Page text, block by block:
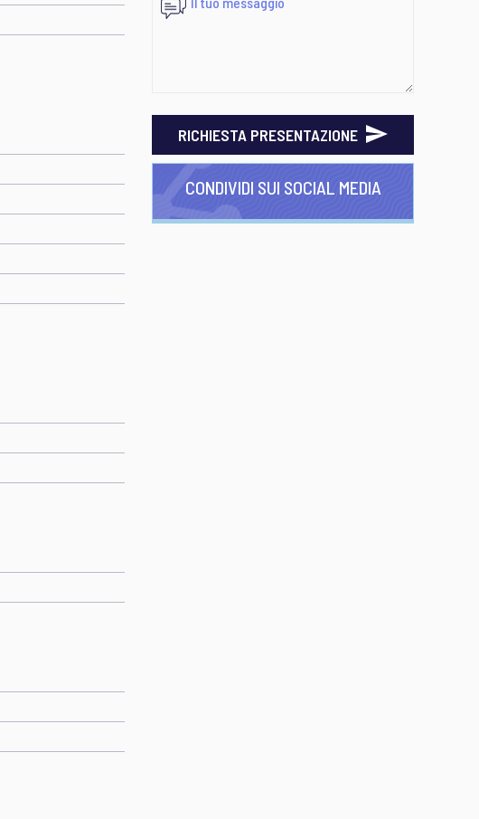
RICHIESTA PRESENTAZIONE
CONDIVIDI SUI SOCIAL MEDIA